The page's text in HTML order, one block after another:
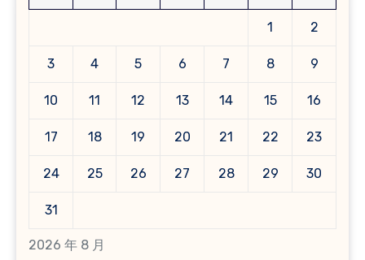
2026 年 8 月
1 2
3 4 5 6 7 8 9
10 11 12 13 14 15 16
17 18 19 20 21 22 23
24 25 26 27 28 29 30
31